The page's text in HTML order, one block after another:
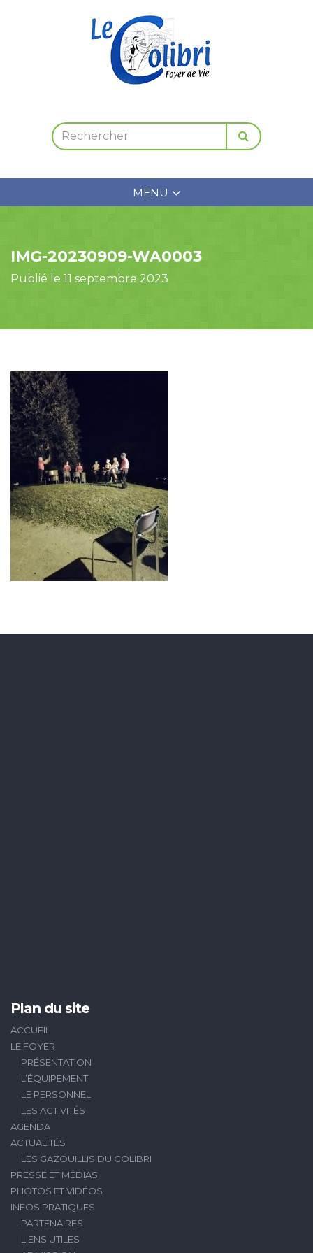
MENU
IMG-20230909-WA0003
Publié le 11 septembre 2023
Plan du site
ACCUEIL
LE FOYER
PRÉSENTATION
L’ÉQUIPEMENT
LE PERSONNEL
LES ACTIVITÉS
AGENDA
ACTUALITÉS
LES GAZOUILLIS DU COLIBRI
PRESSE ET MÉDIAS
PHOTOS ET VIDÉOS
INFOS PRATIQUES
PARTENAIRES
LIENS UTILES